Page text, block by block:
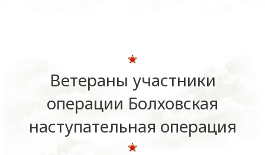
Ветераны участники
операции Болховская
наступательная операция